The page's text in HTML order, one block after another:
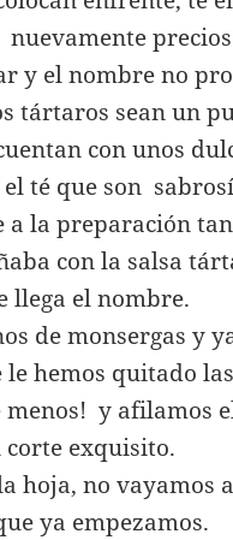
y el nombre no
tártaros sean un
con unos
el té que son
la preparación
con la salsa
llega el nombre.
de monsergas y
hemos quitado
menos! y afilamos
corte exquisito.
hoja, no vayamos
ya empezamos.